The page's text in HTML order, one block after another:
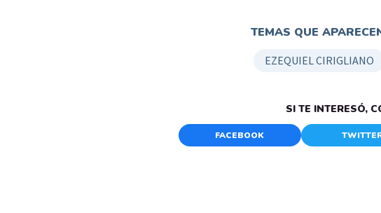
TEMAS QUE
EZEQUIEL CIRIGLIANO
SI TE INTERESÓ,
FACEBOOK